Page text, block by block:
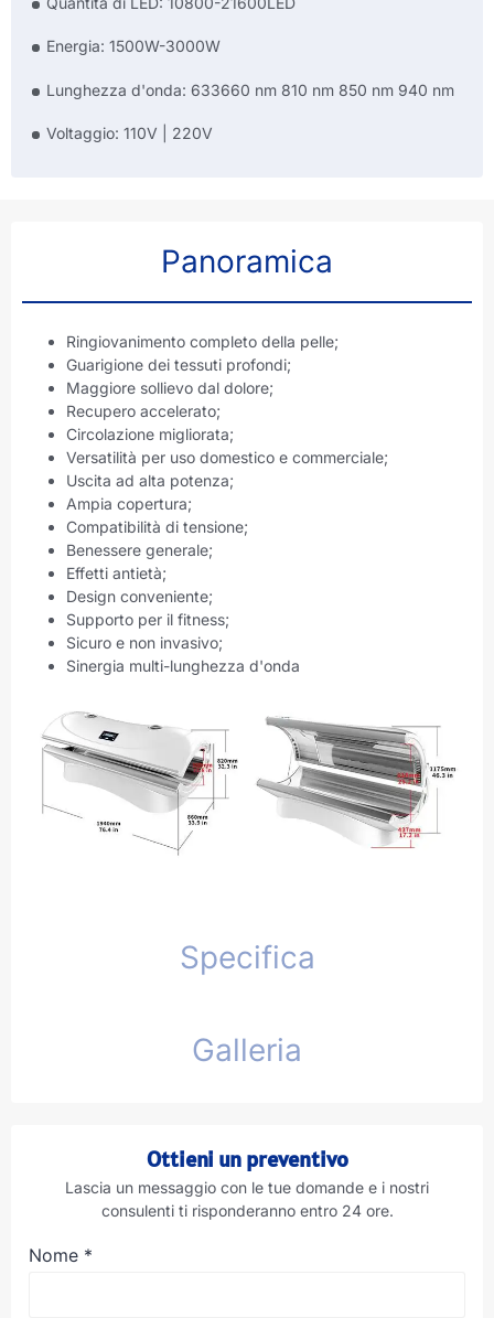
Energia: 1500W-3000W
Lunghezza d'onda: 633660 nm 810 nm 850 nm 940 nm
Voltaggio: 110V | 220V
Panoramica
Specifica
Galleria
Ringiovanimento completo della pelle;
Guarigione dei tessuti profondi;
Maggiore sollievo dal dolore;
Recupero accelerato;
Circolazione migliorata;
Versatilità per uso domestico e commerciale;
Uscita ad alta potenza;
Ampia copertura;
Compatibilità di tensione;
Benessere generale;
Effetti antietà;
Design conveniente;
Supporto per il fitness;
Sicuro e non invasivo;
Sinergia multi-lunghezza d'onda
Ottieni un preventivo
Lascia un messaggio con le tue domande e i nostri
consulenti ti risponderanno entro 24 ore.
Nome *